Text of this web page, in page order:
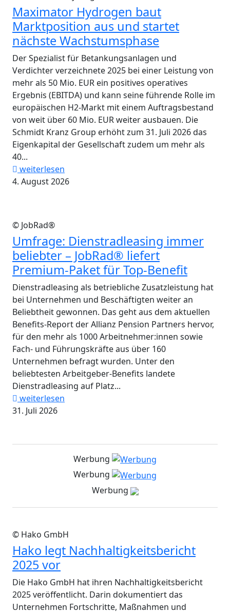
Maximator Hydrogen baut
Marktposition aus und startet
nächste Wachstumsphase
Der Spezialist für Betankungsanlagen und
Verdichter verzeichnete 2025 bei einer Leistung von
mehr als 50 Mio. EUR ein positives operatives
Ergebnis (EBITDA) und kann seine führende Rolle im
europäischen H2-Markt mit einem Auftragsbestand
von weit über 60 Mio. EUR weiter ausbauen. Die
Schmidt Kranz Group erhöht zum 31. Juli 2026 das
Eigenkapital der Gesellschaft zudem um mehr als
40...
weiterlesen
4. August 2026
© JobRad®
Umfrage: Dienstradleasing immer
beliebter – JobRad® liefert
Premium-Paket für Top-Benefit
Dienstradleasing als betriebliche Zusatzleistung hat
bei Unternehmen und Beschäftigten weiter an
Beliebtheit gewonnen. Das geht aus dem aktuellen
Benefits-Report der Allianz Pension Partners hervor,
für den mehr als 1000 Arbeitnehmer:innen sowie
Fach- und Führungskräfte aus über 160
Unternehmen befragt wurden. Unter den
beliebtesten Arbeitgeber-Benefits landete
Dienstradleasing auf Platz...
weiterlesen
31. Juli 2026
Werbung
Werbung
Werbung
© Hako GmbH
Hako legt Nachhaltigkeitsbericht
2025 vor
Die Hako GmbH hat ihren Nachhaltigkeitsbericht
2025 veröffentlicht. Darin dokumentiert das
Unternehmen Fortschritte, Maßnahmen und